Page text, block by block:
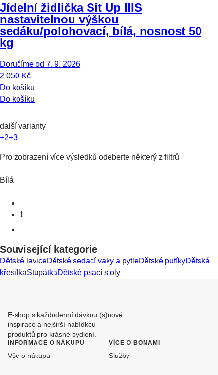
Jídelní židlička Sit Up IIIS
nastavitelnou výškou
sedáku/polohovací, bílá, nosnost 50
kg
Doručíme od 7. 9. 2026
2 050 Kč
Do košíku
Do košíku
další varianty
+2+3
Pro zobrazení více výsledků odeberte některý z filtrů
Bílá
1
Související kategorie
Dětské laviceDětské sedací vaky a pytleDětské pufíkyDětská
křesílkaStupátkaDětské psací stoly
E-shop s každodenní dávkou (s)nové
inspirace a nejširší nabídkou
produktů pro krásné bydlení.
INFORMACE O NÁKUPU
Vše o nákupu
VÍCE O BONAMI
Služby